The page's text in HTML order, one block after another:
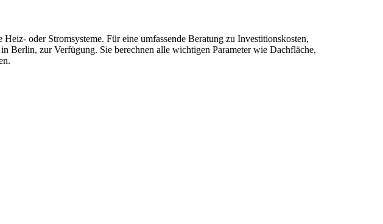
oder Stromsysteme. Für eine umfassende Beratung zu Investitionskosten,
Berlin, zur Verfügung. Sie berechnen alle wichtigen Parameter wie Dachfläche,